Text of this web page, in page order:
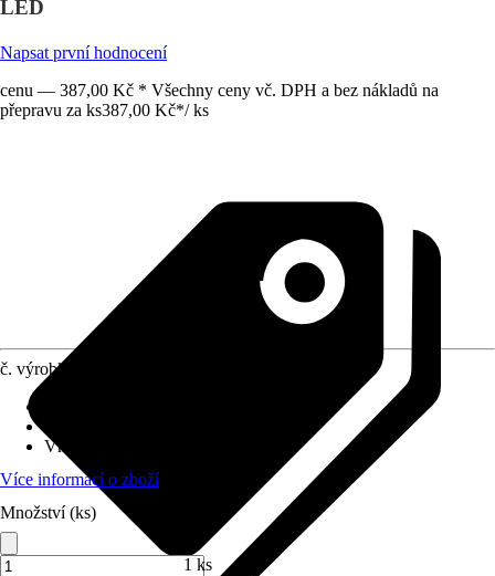
LED
Napsat první hodnocení
cenu — 387,00 Kč * Všechny ceny vč. DPH a bez nákladů na
přepravu za ks387,00 Kč*/ ks
č. výrobku
Vhodné pro
Více informací o zboží
Množství (ks)
1 ks